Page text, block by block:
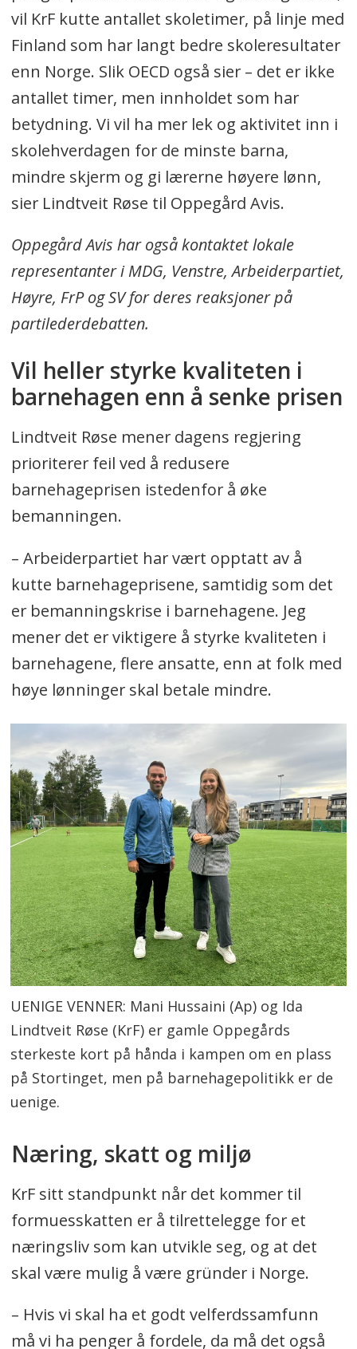
vil KrF kutte antallet skoletimer, på linje med
Finland som har langt bedre skoleresultater
enn Norge. Slik OECD også sier – det er ikke
antallet timer, men innholdet som har
betydning. Vi vil ha mer lek og aktivitet inn i
skolehverdagen for de minste barna,
mindre skjerm og gi lærerne høyere lønn,
sier Lindtveit Røse til Oppegård Avis.
Oppegård Avis har også kontaktet lokale
representanter i MDG, Venstre, Arbeiderpartiet,
Høyre, FrP og SV for deres reaksjoner på
partilederdebatten.
Vil heller styrke kvaliteten i
barnehagen enn å senke prisen
Lindtveit Røse mener dagens regjering
prioriterer feil ved å redusere
barnehageprisen istedenfor å øke
bemanningen.
– Arbeiderpartiet har vært opptatt av å
kutte barnehageprisene, samtidig som det
er bemanningskrise i barnehagene. Jeg
mener det er viktigere å styrke kvaliteten i
barnehagene, flere ansatte, enn at folk med
høye lønninger skal betale mindre.
UENIGE VENNER: Mani Hussaini (Ap) og Ida
Lindtveit Røse (KrF) er gamle Oppegårds
sterkeste kort på hånda i kampen om en plass
på Stortinget, men på barnehagepolitikk er de
uenige.
Næring, skatt og miljø
KrF sitt standpunkt når det kommer til
formuesskatten er å tilrettelegge for et
næringsliv som kan utvikle seg, og at det
skal være mulig å være gründer i Norge.
– Hvis vi skal ha et godt velferdssamfunn
må vi ha penger å fordele, da må det også